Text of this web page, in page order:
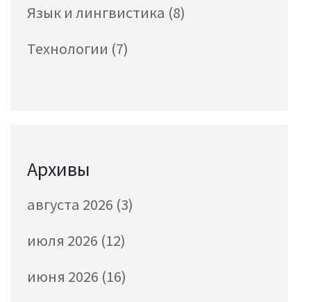
Язык и лингвистика (8)
Технологии (7)
Архивы
августа 2026 (3)
июля 2026 (12)
июня 2026 (16)